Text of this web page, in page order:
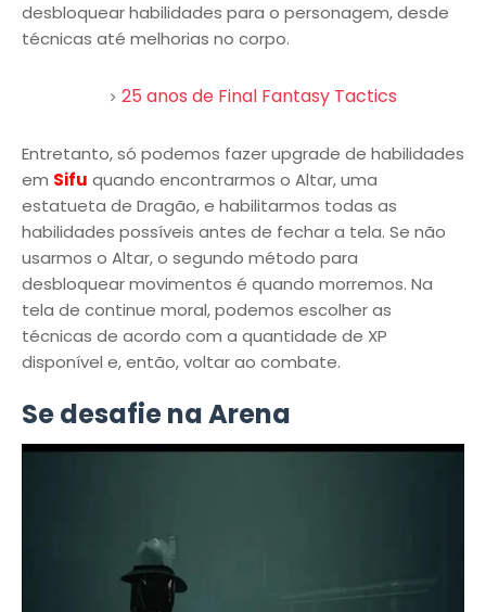
desbloquear habilidades para o personagem, desde
técnicas até melhorias no corpo.
25 anos de Final Fantasy Tactics
Entretanto, só podemos fazer upgrade de habilidades
em Sifu quando encontrarmos o Altar, uma
estatueta de Dragão, e habilitarmos todas as
habilidades possíveis antes de fechar a tela. Se não
usarmos o Altar, o segundo método para
desbloquear movimentos é quando morremos. Na
tela de continue moral, podemos escolher as
técnicas de acordo com a quantidade de XP
disponível e, então, voltar ao combate.
Se desafie na Arena